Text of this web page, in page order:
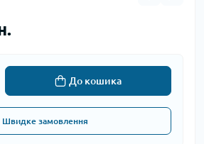
До кошика
Швидке замовлення